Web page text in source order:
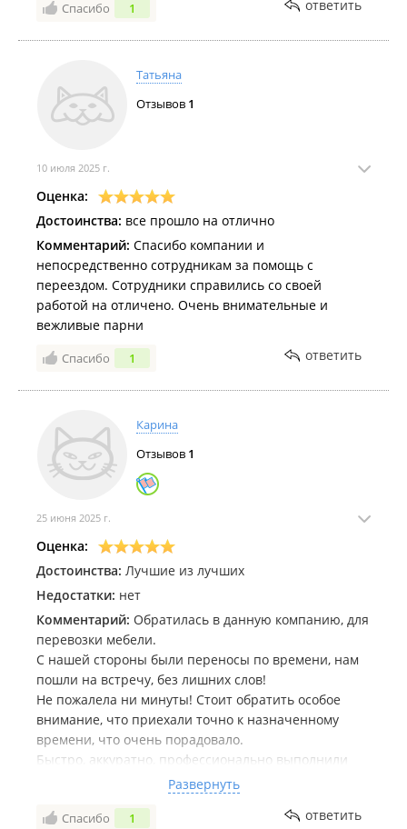
Спасибо 1 ответить
Татьяна
Отзывов 1
10 июля 2025 г.
Оценка:
Достоинства: все прошло на отлично
Комментарий: Спасибо компании и
непосредственно сотрудникам за помощь с
переездом. Сотрудники справились со своей
работой на отличено. Очень внимательные и
вежливые парни
Спасибо 1 ответить
Карина
Отзывов 1
25 июня 2025 г.
Оценка:
Достоинства: Лучшие из лучших
Недостатки: нет
Комментарий: Обратилась в данную компанию, для
перевозки мебели.
С нашей стороны были переносы по времени, нам
пошли на встречу, без лишних слов!
Не пожалела ни минуты! Стоит обратить особое
внимание, что приехали точно к назначенному
времени, что очень порадовало.
Быстро, аккуратно, профессионально выполнили
свою задачу. Холодильник спустили как пушинку )))
Молчу уже про диван)
Спасибо огромное молодым людям, которые
Развернуть
Спасибо 1 ответить